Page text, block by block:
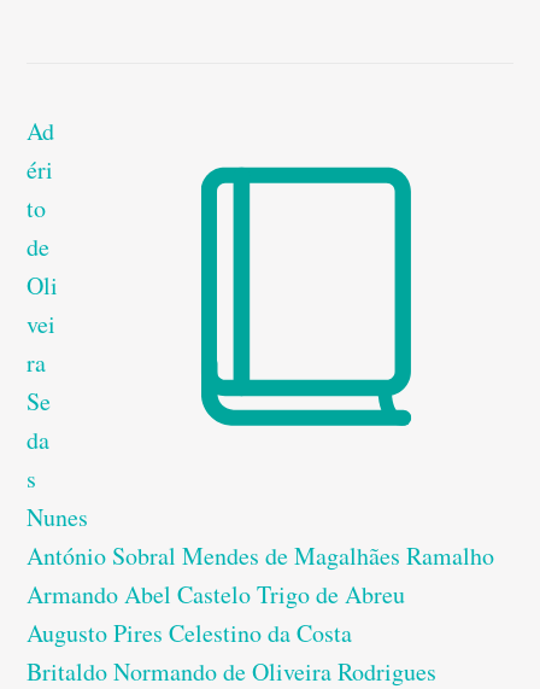
Ad
éri
to
de
Oli
vei
ra
Se
da
s
Nunes
António Sobral Mendes de Magalhães Ramalho
Armando Abel Castelo Trigo de Abreu
Augusto Pires Celestino da Costa
Britaldo Normando de Oliveira Rodrigues